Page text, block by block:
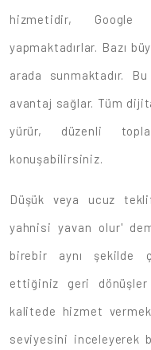
hizmetidir, Google
yapmaktadırlar. Bazı
arada sunmaktadır.
avantaj sağlar. Tüm
yürür, düzenli
konuşabilirsiniz.
Düşük veya ucuz
yahnisi yavan olur'
birebir aynı şekilde
ettiğiniz geri
kalitede hizmet
seviyesini inceleyerek